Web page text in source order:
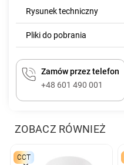
Rysunek techniczny
Pliki do pobrania
Zamów przez telefon
+48 601 490 001
ZOBACZ RÓWNIEŻ
CCT